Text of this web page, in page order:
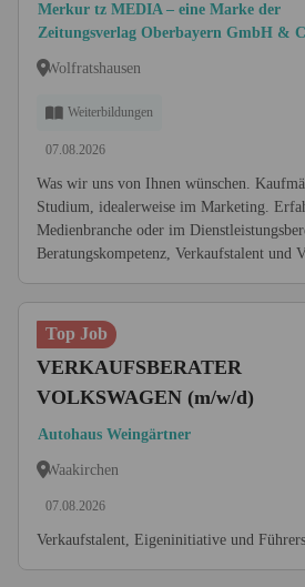
Merkur tz MEDIA – eine Marke der
Zeitungsverlag Oberbayern GmbH &
Wolfratshausen
Weiterbildungen
07.08.2026
Was wir uns von Ihnen wünschen.
Studium, idealerweise im Marketing.
Medienbranche oder im
Beratungskompetenz, Verkaufstalent und
Top Job
VERKAUFSBERATER
VOLKSWAGEN (m/w/d)
Autohaus Weingärtner
Waakirchen
07.08.2026
Verkaufstalent, Eigeninitiative und